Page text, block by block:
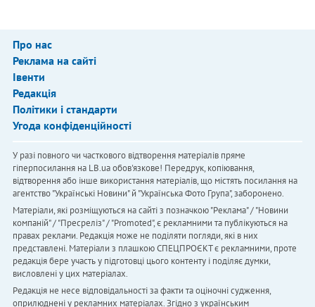
Про нас
Реклама на сайті
Івенти
Редакція
Політики і стандарти
Угода конфіденційності
У разі повного чи часткового відтворення матеріалів пряме
гіперпосилання на LB.ua обов'язкове! Передрук, копіювання,
відтворення або інше використання матеріалів, що містять посилання на
агентство "Українськi Новини" й "Українська Фото Група", заборонено.
Матеріали, які розміщуються на сайті з позначкою "Реклама" / "Новини
компаній" / "Пресреліз" / "Promoted", є рекламними та публікуються на
правах реклами. Редакція може не поділяти погляди, які в них
представлені. Матеріали з плашкою СПЕЦПРОЄКТ є рекламними, проте
редакція бере участь у підготовці цього контенту і поділяє думки,
висловлені у цих матеріалах.
Редакція не несе відповідальності за факти та оціночні судження,
оприлюднені у рекламних матеріалах. Згідно з українським